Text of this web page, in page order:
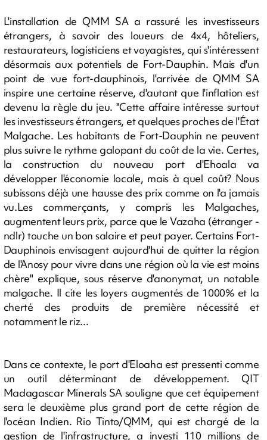
L'installation de QMM SA a rassuré les investisseurs
étrangers, à savoir des loueurs de 4x4, hôteliers,
restaurateurs, logisticiens et voyagistes, qui s'intéressent
désormais aux potentiels de Fort-Dauphin. Mais d'un
point de vue fort-dauphinois, l'arrivée de QMM SA
inspire une certaine réserve, d'autant que l'inflation est
devenu la règle du jeu. "Cette affaire intéresse surtout
les investisseurs étrangers, et quelques proches de l'État
Malgache. Les habitants de Fort-Dauphin ne peuvent
plus suivre le rythme galopant du coût de la vie. Certes,
la construction du nouveau port d'Ehoala va
développer l'économie locale, mais à quel coût? Nous
subissons déjà une hausse des prix comme on l'a jamais
vu.Les commerçants, y compris les Malgaches,
augmentent leurs prix, parce que le Vazaha (étranger -
ndlr) touche un bon salaire et peut payer. Certains Fort-
Dauphinois envisagent aujourd'hui de quitter la région
de l'Anosy pour vivre dans une région où la vie est moins
chère" explique, sous réserve d'anonymat, un notable
malgache. Il cite les loyers augmentés de 1000% et la
cherté des produits de première nécessité et
notamment le riz...
Dans ce contexte, le port d'Eloaha est pressenti comme
un outil déterminant de développement. QIT
Madagascar Minerals SA souligne que cet équipement
sera le deuxième plus grand port de cette région de
l'océan Indien. Rio Tinto/QMM, qui est chargé de la
gestion de l'infrastructure, a investi 110 millions de